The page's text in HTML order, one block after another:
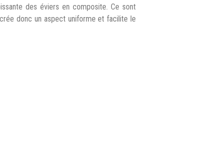
des éviers en composite. Ce sont
donc un aspect uniforme et facilite le